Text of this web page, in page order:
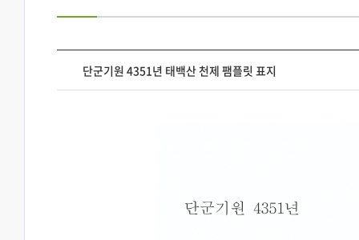
단군기원 4351년 태백산 천제 팸플릿 표지